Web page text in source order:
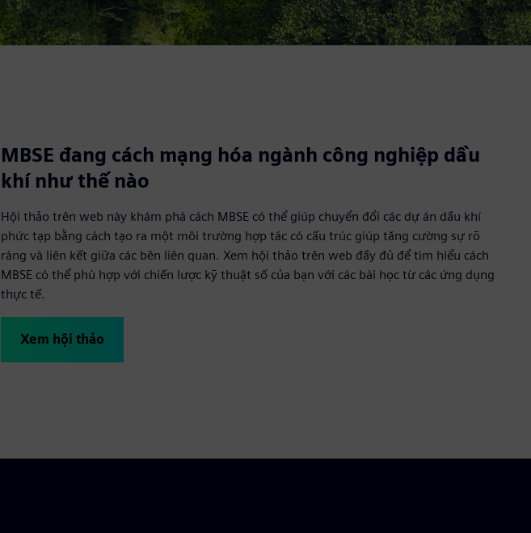
MBSE đang cách mạng hóa ngành công nghiệp dầu
khí như thế nào
Hội thảo trên web này khám phá cách MBSE có thể giúp chuyển đổi các dự án dầu khí
phức tạp bằng cách tạo ra một môi trường hợp tác có cấu trúc giúp tăng cường sự rõ
ràng và liên kết giữa các bên liên quan. Xem hội thảo trên web đầy đủ để tìm hiểu cách
MBSE có thể phù hợp với chiến lược kỹ thuật số của bạn với các bài học từ các ứng dụng
thực tế.
Xem hội thảo